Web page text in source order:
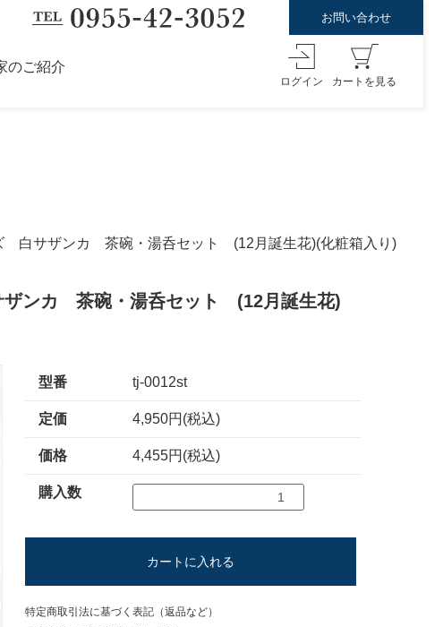
お問い合わせ
のご紹介
ログイン カートを見る
白サザンカ 茶碗・湯呑セット (12月誕生花)(化粧箱入り)
ザンカ 茶碗・湯呑セット (12月誕生花)
型番 tj-0012st
定価 4,950円(税込)
価格 4,455円(税込)
購入数
カートに入れる
特定商取引法に基づく表記（返品など）